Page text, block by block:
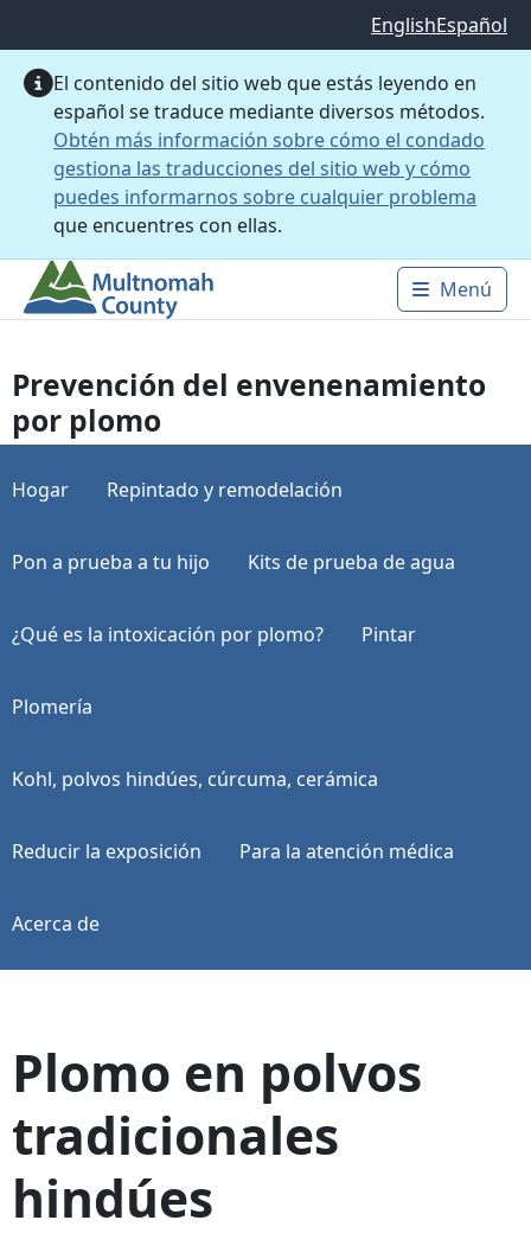
EnglishEspañol
El contenido del sitio web que estás leyendo en
español se traduce mediante diversos métodos.
Obtén más información sobre cómo el condado
gestiona las traducciones del sitio web y cómo
puedes informarnos sobre cualquier problema
que encuentres con ellas.
Main
Menú
Prevención del envenenamiento
por plomo
Hogar Repintado y remodelación
Pon a prueba a tu hijo Kits de prueba de agua
¿Qué es la intoxicación por plomo? Pintar
Plomería
Kohl, polvos hindúes, cúrcuma, cerámica
Reducir la exposición Para la atención médica
Acerca de
Plomo en polvos
tradicionales
hindúes